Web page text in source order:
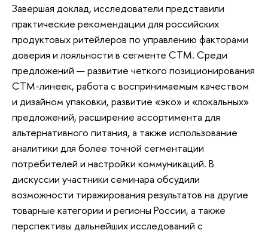
Завершая доклад, исследователи представили
практические рекомендации для российских
продуктовых ритейлеров по управлению факторами
доверия и лояльности в сегменте СТМ. Среди
предложений — развитие четкого позиционирования
СТМ-линеек, работа с воспринимаемым качеством
и дизайном упаковки, развитие «эко» и «локальных»
предложений, расширение ассортимента для
альтернативного питания, а также использование
аналитики для более точной сегментации
потребителей и настройки коммуникаций. В
дискуссии участники семинара обсудили
возможности тиражирования результатов на другие
товарные категории и регионы России, а также
перспективы дальнейших исследований с